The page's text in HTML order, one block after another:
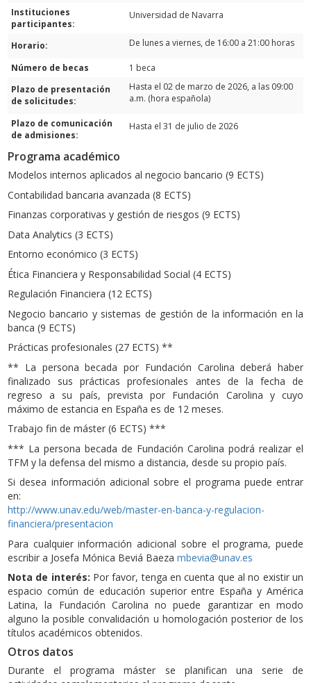
Instituciones
participantes:
Universidad de Navarra
Horario: De lunes a viernes, de 16:00 a 21:00 horas
Número de becas
1 beca
Plazo de presentación
de solicitudes:
Hasta el 02 de marzo de 2026, a las 09:00
a.m. (hora española)
Plazo de comunicación
de admisiones:
Hasta el 31 de julio de 2026
Programa académico
Modelos internos aplicados al negocio bancario (9 ECTS)
Contabilidad bancaria avanzada (8 ECTS)
Finanzas corporativas y gestión de riesgos (9 ECTS)
Data Analytics (3 ECTS)
Entorno económico (3 ECTS)
Ética Financiera y Responsabilidad Social (4 ECTS)
Regulación Financiera (12 ECTS)
Negocio bancario y sistemas de gestión de la información en la
banca (9 ECTS)
Prácticas profesionales (27 ECTS) **
** La persona becada por Fundación Carolina deberá haber
finalizado sus prácticas profesionales antes de la fecha de
regreso a su país, prevista por Fundación Carolina y cuyo
máximo de estancia en España es de 12 meses.
Trabajo fin de máster (6 ECTS) ***
*** La persona becada de Fundación Carolina podrá realizar el
TFM y la defensa del mismo a distancia, desde su propio país.
Si desea información adicional sobre el programa puede entrar
en:
http://www.unav.edu/web/master-en-banca-y-regulacion-
financiera/presentacion
Para cualquier información adicional sobre el programa, puede
escribir a Josefa Mónica Beviá Baeza mbevia@unav.es
Nota de interés: Por favor, tenga en cuenta que al no existir un
espacio común de educación superior entre España y América
Latina, la Fundación Carolina no puede garantizar en modo
alguno la posible convalidación u homologación posterior de los
títulos académicos obtenidos.
Otros datos
Durante el programa máster se planifican una serie de